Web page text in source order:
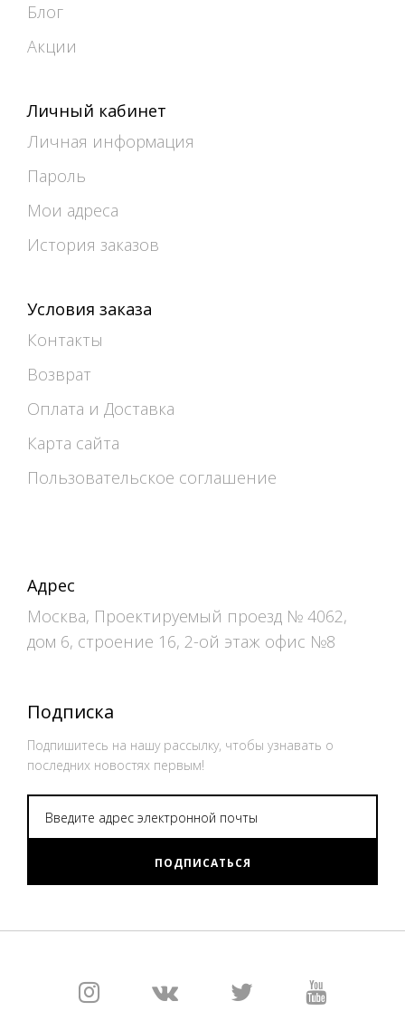
Блог
Акции
Личный кабинет
Личная информация
Пароль
Мои адреса
История заказов
Условия заказа
Контакты
Возврат
Оплата и Доставка
Карта сайта
Пользовательское соглашение
Адрес
Москва, Проектируемый проезд № 4062,
дом 6, строение 16, 2-ой этаж офис №8
Подписка
Подпишитесь на нашу рассылку, чтобы узнавать о
последних новостях первым!
ПОДПИСАТЬСЯ